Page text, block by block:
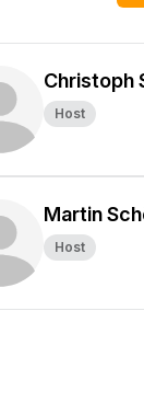
Christoph
Host
Martin
Host